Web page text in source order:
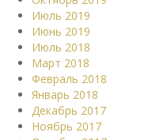
Июль 2019
Июнь 2019
Июль 2018
Март 2018
Февраль 2018
Январь 2018
Декабрь 2017
Ноябрь 2017